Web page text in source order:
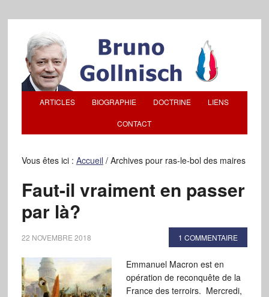
ARTICLES BIOGRAPHIE DOCTRINE LIENS
CONTACT
Vous êtes ici : Accueil /Archives pour ras-le-bol des maires
Faut-il vraiment en passer
par là?
22 NOVEMBRE 2018 1 COMMENTAIRE
Emmanuel Macron est en
opération de reconquête de la
France des terroirs. Mercredi,